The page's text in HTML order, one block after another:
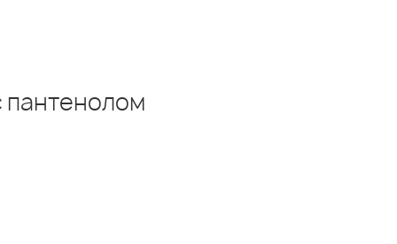
пантенолом